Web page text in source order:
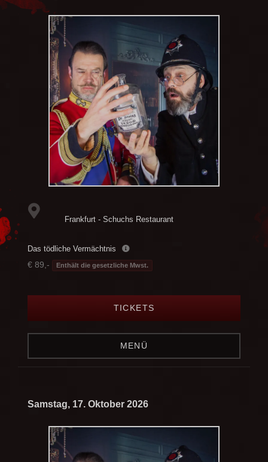
Frankfurt - Schuchs Restaurant
Das tödliche Vermächtnis
€ 89,- Enthält die gesetzliche Mwst.
TICKETS
MENÜ
Samstag, 17. Oktober 2026